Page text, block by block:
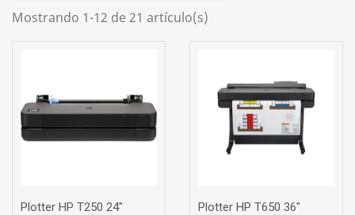
Mostrando 1-12 de 21 artículo(s)
Plotter HP T250 24" Plotter HP T650 36"